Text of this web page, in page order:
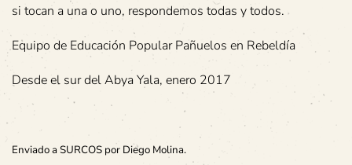
si tocan a una o uno, respondemos todas y todos.
Equipo de Educación Popular Pañuelos en Rebeldía
Desde el sur del Abya Yala, enero 2017
Enviado a SURCOS por Diego Molina.